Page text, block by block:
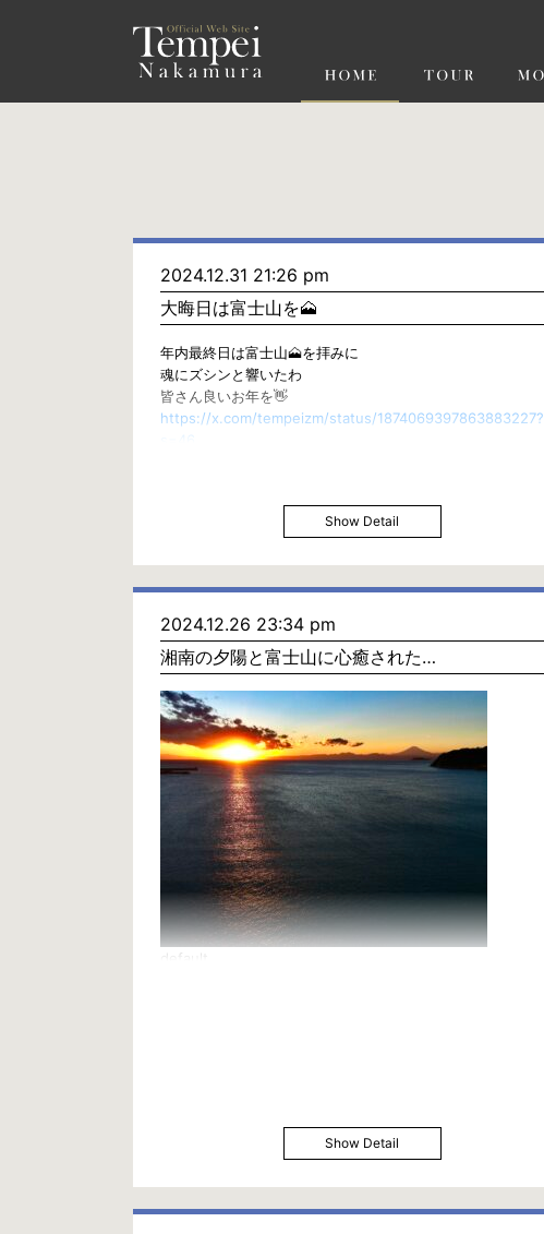
2024.12.31 21:26 pm
大晦日は富士山を🗻
年内最終日は富士山🗻を拝みに
魂にズシンと響いたわ
皆さん良いお年を👋
https://x.com/tempeizm/status/1874069397863883227?
Show Detail
2024.12.26 23:34 pm
湘南の夕陽と富士山に心癒された…
default
Show Detail